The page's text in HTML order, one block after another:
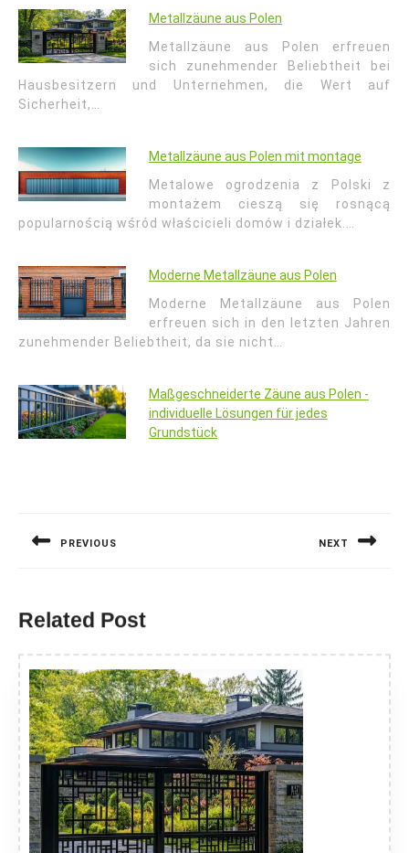
Metallzäune aus Polen
Metallzäune aus Polen erfreuen
sich zunehmender Beliebtheit bei
Hausbesitzern und Unternehmen, die Wert auf
Sicherheit,…
Metallzäune aus Polen mit montage
Metalowe ogrodzenia z Polski z
montażem cieszą się rosnącą
popularnością wśród właścicieli domów i działek.…
Moderne Metallzäune aus Polen
Moderne Metallzäune aus Polen
erfreuen sich in den letzten Jahren
zunehmender Beliebtheit, da sie nicht…
Maßgeschneiderte Zäune aus Polen -
individuelle Lösungen für jedes
Grundstück
PREVIOUS NEXT
Related Post